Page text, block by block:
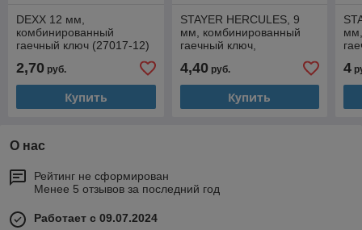
DEXX 12 мм,
комбинированный
гаечный ключ (27017-12)
2,70 руб.
Купить
STAYER HERCULES, 9
мм, комбинированный
гаечный ключ,
4,40руб.
Купить
4
О нас
Рейтинг не сформирован
Менее 5 отзывов за последний год
Работает с 09.07.2024